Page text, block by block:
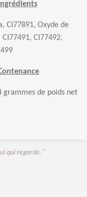
Ingrédients
CI77891, Oxyde de
CI77491, CI77492,
grammes de poids net
qui regarde."